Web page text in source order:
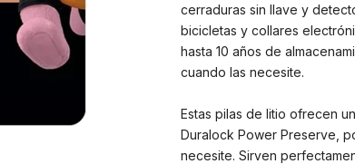
cerraduras sin llave y
bicicletas y collares
hasta 10 años de
cuando las necesite.
Estas pilas de litio ofrecen
Duralock Power Preserve,
necesite. Sirven